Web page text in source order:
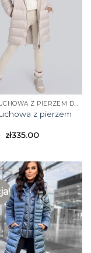
KURTKA PUCHOWA Z PIERZEM DAMSKA
z pierzem
zł335.00